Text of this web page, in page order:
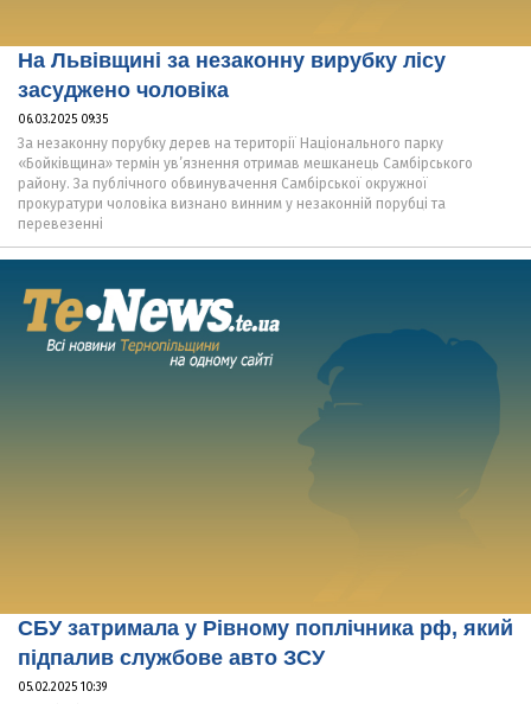
На Львівщині за незаконну вирубку лісу
засуджено чоловіка
06.03.2025 09:35
За незаконну порубку дерев на території Національного парку
«Бойківщина» термін ув’язнення отримав мешканець Самбірського
району. За публічного обвинувачення Самбірської окружної
прокуратури чоловіка визнано винним у незаконній порубці та
перевезенні
СБУ затримала у Рівному поплічника рф, який
підпалив службове авто ЗСУ
05.02.2025 10:39